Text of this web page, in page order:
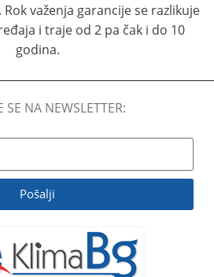
važenja garancije se razlikuje
i traje od 2 pa čak i do 10
godina.
SE NA NEWSLETTER:
Pošalji